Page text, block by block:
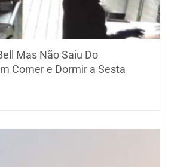
Mas Não Saiu Do
Comer e Dormir a Sesta